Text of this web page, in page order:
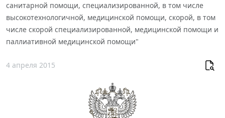
санитарной помощи, специализированной, в том числе
высокотехнологичной, медицинской помощи, скорой, в том
числе скорой специализированной, медицинской помощи и
паллиативной медицинской помощи"
4 апреля 2015